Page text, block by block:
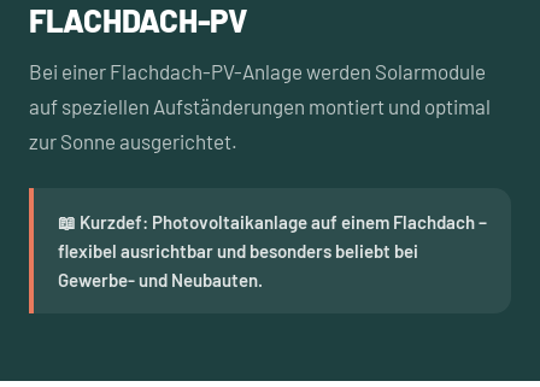
FLACHDACH-PV
Bei einer Flachdach-PV-Anlage werden Solarmodule
auf speziellen Aufständerungen montiert und optimal
zur Sonne ausgerichtet.
📖 Kurzdef: Photovoltaikanlage auf einem Flachdach –
flexibel ausrichtbar und besonders beliebt bei
Gewerbe- und Neubauten.